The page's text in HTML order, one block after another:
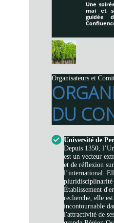
Une
mai et
guidée
Organisateurs et
DU
Université de
Depuis 1350,
est un vecteur
et de réflexion
l’international.
pluridisciplinarité
Établissement
recherche, elle
incontournable
l'attractivité de